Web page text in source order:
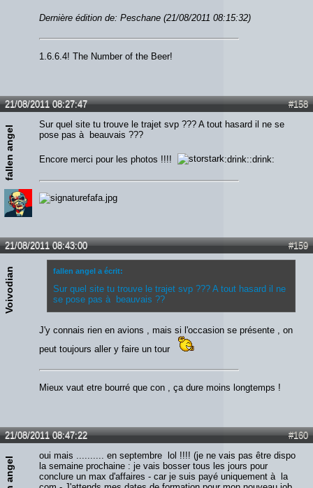
Dernière édition de: Peschane (21/08/2011 08:15:32)
1.6.6.4! The Number of the Beer!
#158
21/08/2011 08:27:47
fallen angel
Sur quel site tu trouve le trajet svp ??? A tout hasard il ne se
pose pas à beauvais ???
Encore merci pour les photos !!!! :drink::drink:
#159
21/08/2011 08:43:00
Voivodian fallen angel a écrit:
Sur quel site tu trouve le trajet svp ??? A tout hasard il ne
se pose pas à beauvais ??
J'y connais rien en avions , mais si l'occasion se présente , on
peut toujours aller y faire un tour
Mieux vaut etre bourré que con , ça dure moins longtemps !
#160
21/08/2011 08:47:22
oui mais .......... en septembre lol !!!! (je ne vais pas être dispo
la semaine prochaine : je vais bosser tous les jours pour
conclure un max d'affaires - car je suis payé uniquement à la